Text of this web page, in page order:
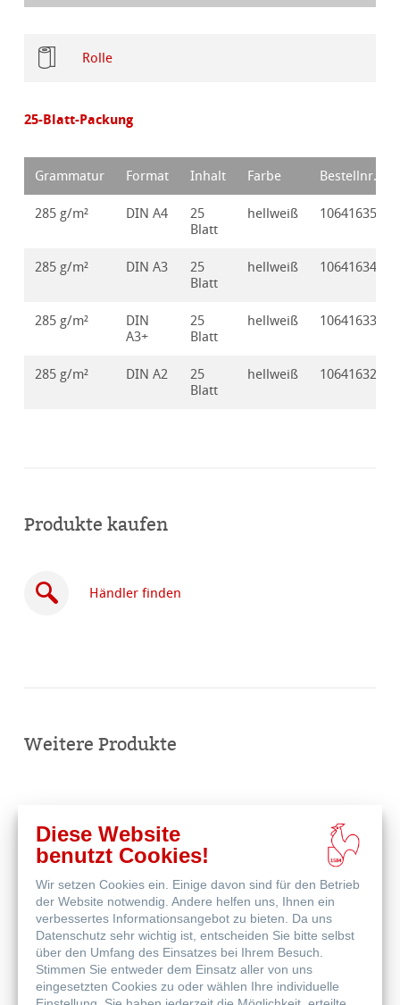
Rolle
25-Blatt-Packung
Grammatur Format Inhalt Farbe Bestellnr.
285 g/m² DIN A4
25
Blatt
hellweiß 10641635
285 g/m² DIN A3
25
Blatt
hellweiß 10641634
285 g/m²
DIN
A3+
25
Blatt
hellweiß 10641633
285 g/m² DIN A2
25
Blatt
hellweiß 10641632
Produkte kaufen
Händler finden
Weitere Produkte
Diese Website
benutzt Cookies!
Wir setzen Cookies ein. Einige davon sind für den Betrieb
der Website notwendig. Andere helfen uns, Ihnen ein
verbessertes Informationsangebot zu bieten. Da uns
Datenschutz sehr wichtig ist, entscheiden Sie bitte selbst
über den Umfang des Einsatzes bei Ihrem Besuch.
Stimmen Sie entweder dem Einsatz aller von uns
eingesetzten Cookies zu oder wählen Ihre individuelle